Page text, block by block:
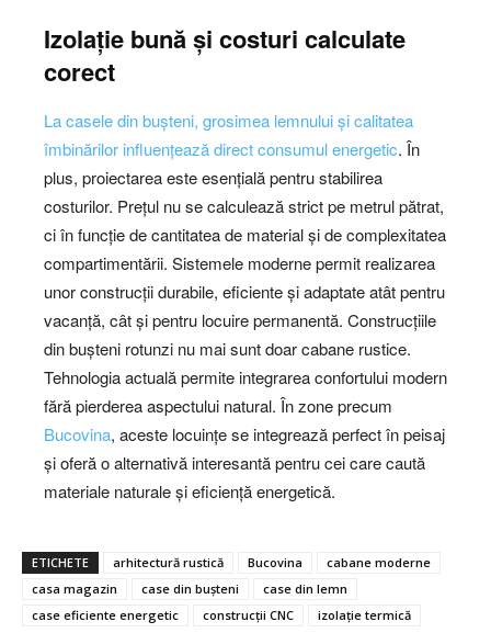
Izolație bună și costuri calculate
corect
La casele din bușteni, grosimea lemnului și calitatea
îmbinărilor influențează direct consumul energetic. În
plus, proiectarea este esențială pentru stabilirea
costurilor. Prețul nu se calculează strict pe metrul pătrat,
ci în funcție de cantitatea de material și de complexitatea
compartimentării. Sistemele moderne permit realizarea
unor construcții durabile, eficiente și adaptate atât pentru
vacanță, cât și pentru locuire permanentă. Construcțiile
din bușteni rotunzi nu mai sunt doar cabane rustice.
Tehnologia actuală permite integrarea confortului modern
fără pierderea aspectului natural. În zone precum
Bucovina, aceste locuințe se integrează perfect în peisaj
și oferă o alternativă interesantă pentru cei care caută
materiale naturale și eficiență energetică.
ETICHETE arhitectură rustică Bucovina
cabane moderne
casa magazin
case din bușteni
case din lemn
case eficiente energetic
construcții CNC izolație termică